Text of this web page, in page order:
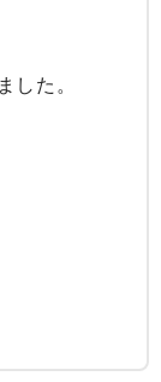
した。